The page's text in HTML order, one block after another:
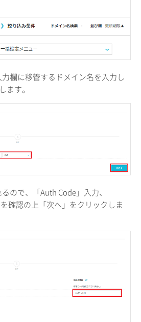
欄に移管するドメイン名を入力し
ます。
ので、「Auth Code」入力、
確認の上「次へ」をクリックしま